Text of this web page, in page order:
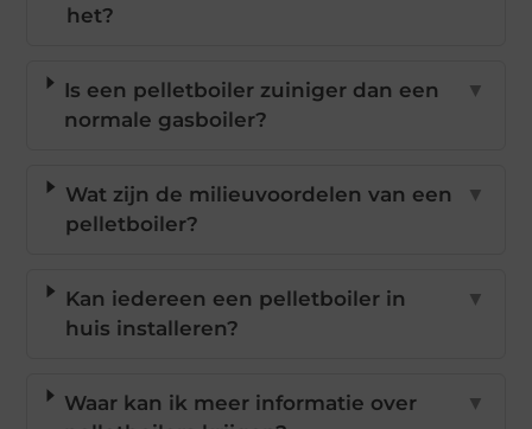
het?
Is een pelletboiler zuiniger dan een
normale gasboiler?
▼
Wat zijn de milieuvoordelen van een
pelletboiler?
▼
Kan iedereen een pelletboiler in
huis installeren?
▼
Waar kan ik meer informatie over
▼